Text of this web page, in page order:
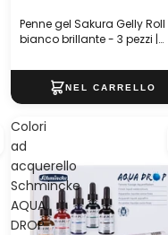
Penne gel Sakura Gelly Roll
bianco brillante - 3 pezzi |
Colori
ad
acquerello
Schmincke
AQUA
DROP